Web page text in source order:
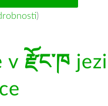
)
v རྫོང་ཁ